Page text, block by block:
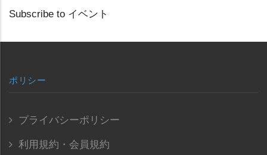
Subscribe to イベント
ポリシー
プライバシーポリシー
利用規約・会員規約